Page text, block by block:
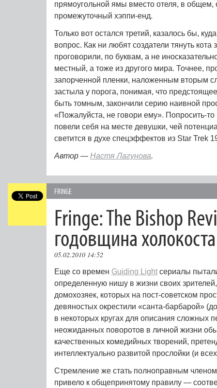
прямоугольной ямы вместо отеля, в общем,
промежуточный хэппи-енд.
Только вот остался третий, казалось бы,
вопрос. Как ни любят создатели тянуть кота
проговорили, по буквам, а не
местный, а тоже из другого мира. Точнее,
запорченной пленки, наложенным вторым
застыла у порога, понимая, что
быть томным, закончили серию наивной
«Пожалуйста, не говори ему». Попросить-
повели себя на месте девушки, чей
светится в духе спецэффектов из Star Trek
Автор — Настя Лагунова.
FRINGE
Fringe: The Bishop
годовщина холокоста
05.02.2010 14:52
Еще со времен Guiding Light сериалы
определенную нишу в жизни своих
домохозяек, которых на пост-советском
девяностых окрестили «санта-барбарой»
в некоторых кругах для описания сложных
неожиданных поворотов в личной жизни
качественных комедийных творений,
интеллектуально развитой прослойки (и
Стремление же стать полноправным
привело к общепринятому правилу —